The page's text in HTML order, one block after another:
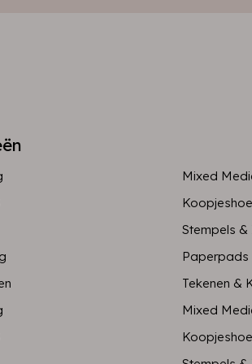
Mixed
Stempels
Paperpads
Tekenen &
Mixed